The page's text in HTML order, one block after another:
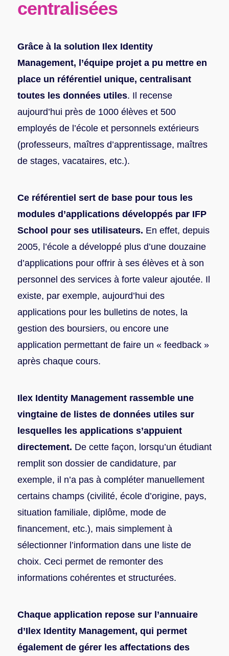
centralisées
Grâce à la solution Ilex Identity
Management, l’équipe projet a pu mettre en
place un référentiel unique, centralisant
toutes les données utiles. Il recense
aujourd’hui près de 1000 élèves et 500
employés de l’école et personnels extérieurs
(professeurs, maîtres d’apprentissage, maîtres
de stages, vacataires, etc.).
Ce référentiel sert de base pour tous les
modules d’applications développés par IFP
School pour ses utilisateurs. En effet, depuis
2005, l’école a développé plus d’une douzaine
d’applications pour offrir à ses élèves et à son
personnel des services à forte valeur ajoutée. Il
existe, par exemple, aujourd’hui des
applications pour les bulletins de notes, la
gestion des boursiers, ou encore une
application permettant de faire un « feedback »
après chaque cours.
Ilex Identity Management rassemble une
vingtaine de listes de données utiles sur
lesquelles les applications s’appuient
directement. De cette façon, lorsqu’un étudiant
remplit son dossier de candidature, par
exemple, il n’a pas à compléter manuellement
certains champs (civilité, école d’origine, pays,
situation familiale, diplôme, mode de
financement, etc.), mais simplement à
sélectionner l’information dans une liste de
choix. Ceci permet de remonter des
informations cohérentes et structurées.
Chaque application repose sur l’annuaire
d’Ilex Identity Management, qui permet
également de gérer les affectations des